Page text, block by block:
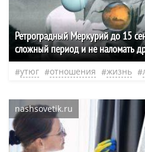
Ретроградный Меркурий до 15
сложный период и не наломать
утюг отношения жизнь
nashsovetik.ru